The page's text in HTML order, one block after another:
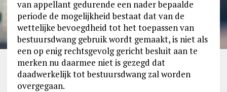
van appellant gedurende een nader bepaalde
periode de mogelijkheid bestaat dat van de
wettelijke bevoegdheid tot het toepassen van
bestuursdwang gebruik wordt gemaakt, is niet als
een op enig rechtsgevolg gericht besluit aan te
merken nu daarmee niet is gezegd dat
daadwerkelijk tot bestuursdwang zal worden
overgegaan.